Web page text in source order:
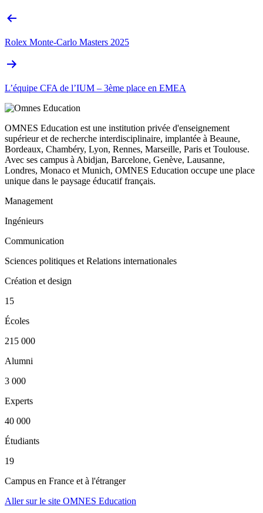
Rolex Monte-Carlo Masters 2025
L’équipe CFA de l’IUM – 3ème place en EMEA
OMNES Education est une institution privée d'enseignement
supérieur et de recherche interdisciplinaire, implantée à Beaune,
Bordeaux, Chambéry, Lyon, Rennes, Marseille, Paris et Toulouse.
Avec ses campus à Abidjan, Barcelone, Genève, Lausanne,
Londres, Monaco et Munich, OMNES Education occupe une place
unique dans le paysage éducatif français.
Management
Ingénieurs
Communication
Sciences politiques et Relations internationales
Création et design
15
Écoles
215 000
Alumni
3 000
Experts
40 000
Étudiants
19
Campus en France et à l'étranger
Aller sur le site OMNES Education